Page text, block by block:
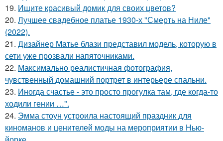
19. Ищите красивый домик для своих цветов?
20. Лучшее свадебное платье 1930-х "Смерть на Ниле"
(2022).
21. Дизайнер Матье блази представил модель, которую в
сети уже прозвали напяточниками.
22. Максимально реалистичная фотография,
чувственный домашний портрет в интерьере спальни.
23. Иногда счастье - это просто прогулка там, где когда-то
ходили гении …".
24. Эмма стоун устроила настоящий праздник для
киноманов и ценителей моды на мероприятии в Нью-